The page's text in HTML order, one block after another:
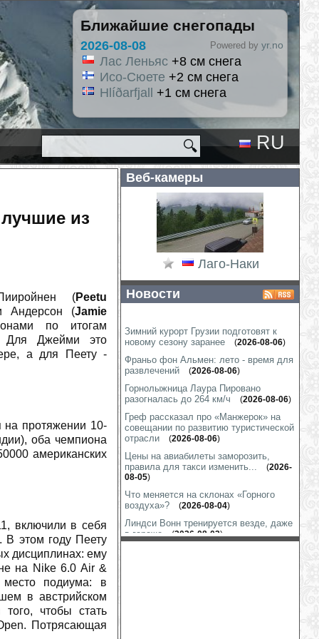
Ближайшие снегопады
Powered by yr.no
RU
🔍
из
(Peetu
Андерсон (Jamie
по итогам
Для Джейми это
а для Пеету -
на протяжении 10-
оба чемпиона
американских
включили в себя
В этом году Пеету
дисциплинах: ему
на Nike 6.0 Air &
подиума: в
в австрийском
чтобы стать
Потрясающая
Веб-камеры
Лаго-Наки
Новости
Зимний курорт Грузии подготовят к
новому сезону заранее
(2026-08-06)
Франьо фон Альмен: лето - время для
развлечений
(2026-08-06)
Горнолыжница Лаура Пировано
разогналась до 264 км/ч
(2026-08-06)
Греф рассказал про «Манжерок» на
совещании по развитию туристической
отрасли
(2026-08-06)
Цены на авиабилеты заморозить,
правила для такси изменить...
(2026-
08-05)
Что меняется на склонах «Горного
воздуха»?
(2026-08-04)
Линдси Вонн тренируется везде, даже
в гараже(2026-08-03)